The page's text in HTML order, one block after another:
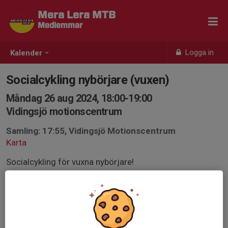
Kalender Logga in
Mera Lera MTB
Medlemmar
Socialcykling nybörjare (vuxen)
Måndag 26 aug 2024, 18:00-19:00
Vidingsjö motionscentrum
Samling: 17:55, Vidingsjö Motionscentrum
Karta
Socialcykling för vuxna nybörjare!
Gruppcykling på lättare stig och grus!
Krav på förkunskaper förutom att kunna cykla och ha en
funktionsduglig mountainbike (samt hjälm) är i princip